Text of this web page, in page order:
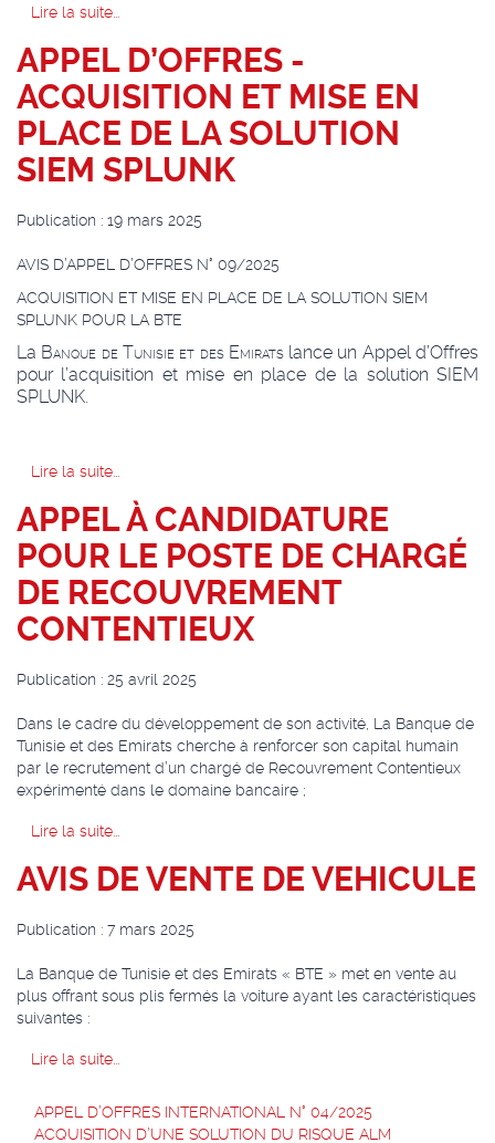
Lire la suite...
APPEL D’OFFRES -
ACQUISITION ET MISE EN
PLACE DE LA SOLUTION
SIEM SPLUNK
Publication : 19 mars 2025
AVIS D’APPEL D’OFFRES N° 09/2025
ACQUISITION ET MISE EN PLACE DE LA SOLUTION SIEM
SPLUNK POUR LA BTE
La Banque de Tunisie et des Emiratslance un Appel d’Offres
pour l’acquisition et mise en place de la solution SIEM
SPLUNK.
Lire la suite...
APPEL À CANDIDATURE
POUR LE POSTE DE CHARGÉ
DE RECOUVREMENT
CONTENTIEUX
Publication : 25 avril 2025
Dans le cadre du développement de son activité, La Banque de
Tunisie et des Emirats cherche à renforcer son capital humain
par le recrutement d’un chargé de Recouvrement Contentieux
expérimenté dans le domaine bancaire ;
Lire la suite...
AVIS DE VENTE DE VEHICULE
Publication : 7 mars 2025
La Banque de Tunisie et des Emirats « BTE » met en vente au
plus offrant sous plis fermés la voiture ayant les caractéristiques
suivantes :
Lire la suite...
APPEL D’OFFRES INTERNATIONAL N° 04/2025
ACQUISITION D’UNE SOLUTION DU RISQUE ALM